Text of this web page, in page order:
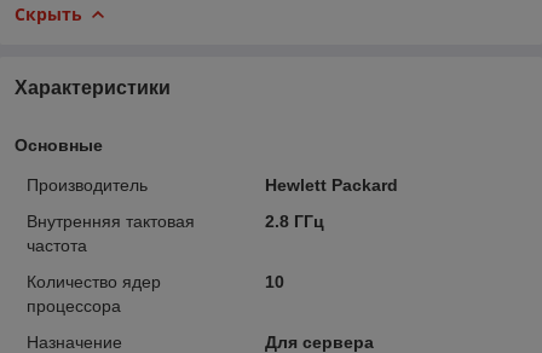
Скрыть
Характеристики
Основные
Производитель
Hewlett Packard
Внутренняя тактовая
частота
2.8 ГГц
Количество ядер
процессора
10
Назначение Для сервера